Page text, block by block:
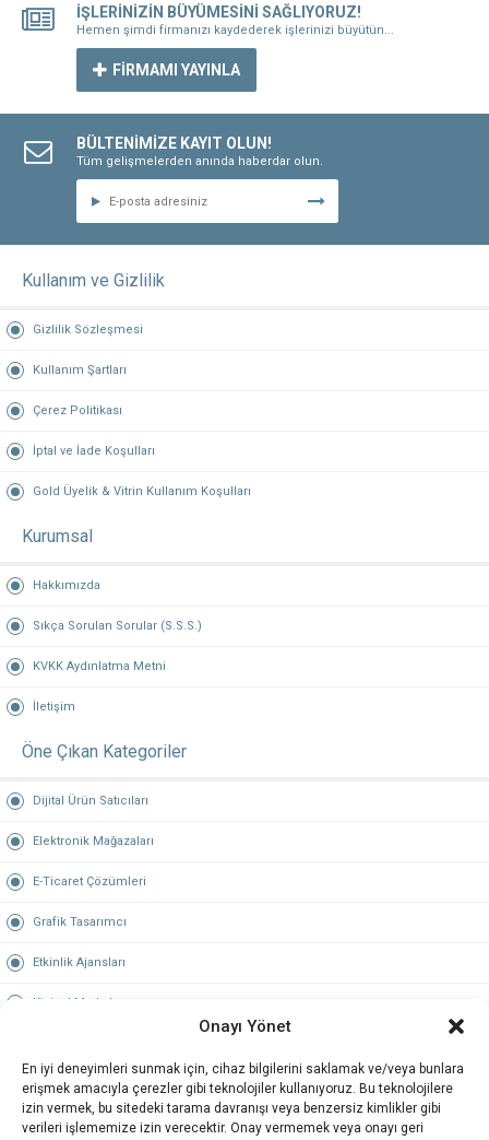
Onayı Yönet
En iyi deneyimleri sunmak için, cihaz bilgilerini saklamak ve/veya bunlara
erişmek amacıyla çerezler gibi teknolojiler kullanıyoruz. Bu teknolojilere
izin vermek, bu sitedeki tarama davranışı veya benzersiz kimlikler gibi
verileri işlememize izin verecektir. Onay vermemek veya onayı geri
İŞLERİNİZİN BÜYÜMESİNİ SAĞLIYORUZ!
Hemen şimdi firmanızı kaydederek işlerinizi büyütün...
FİRMAMI YAYINLA
BÜLTENİMİZE KAYIT OLUN!
Tüm gelişmelerden anında haberdar olun.
Kullanım ve Gizlilik
Gizlilik Sözleşmesi
Kullanım Şartları
Çerez Politikası
İptal ve İade Koşulları
Gold Üyelik & Vitrin Kullanım Koşulları
Kurumsal
Hakkımızda
Sıkça Sorulan Sorular (S.S.S.)
KVKK Aydınlatma Metni
İletişim
Öne Çıkan Kategoriler
Dijital Ürün Satıcıları
Elektronik Mağazaları
E-Ticaret Çözümleri
Grafik Tasarımcı
Etkinlik Ajansları
Kişisel Markalar
Öne Çıkan Şehirler